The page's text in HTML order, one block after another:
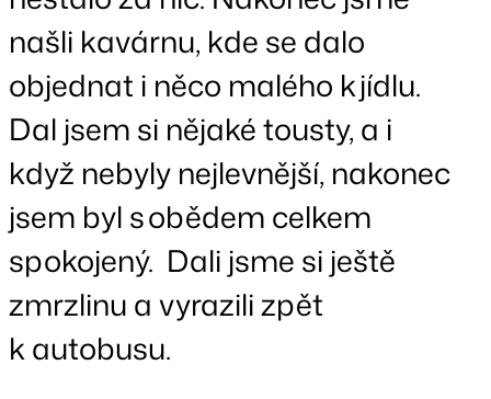
našli kavárnu, kde se dalo
objednat i něco malého k jídlu.
Dal jsem si nějaké tousty, a i
když nebyly nejlevnější, nakonec
jsem byl s obědem celkem
spokojený. Dali jsme si ještě
zmrzlinu a vyrazili zpět
k autobusu.